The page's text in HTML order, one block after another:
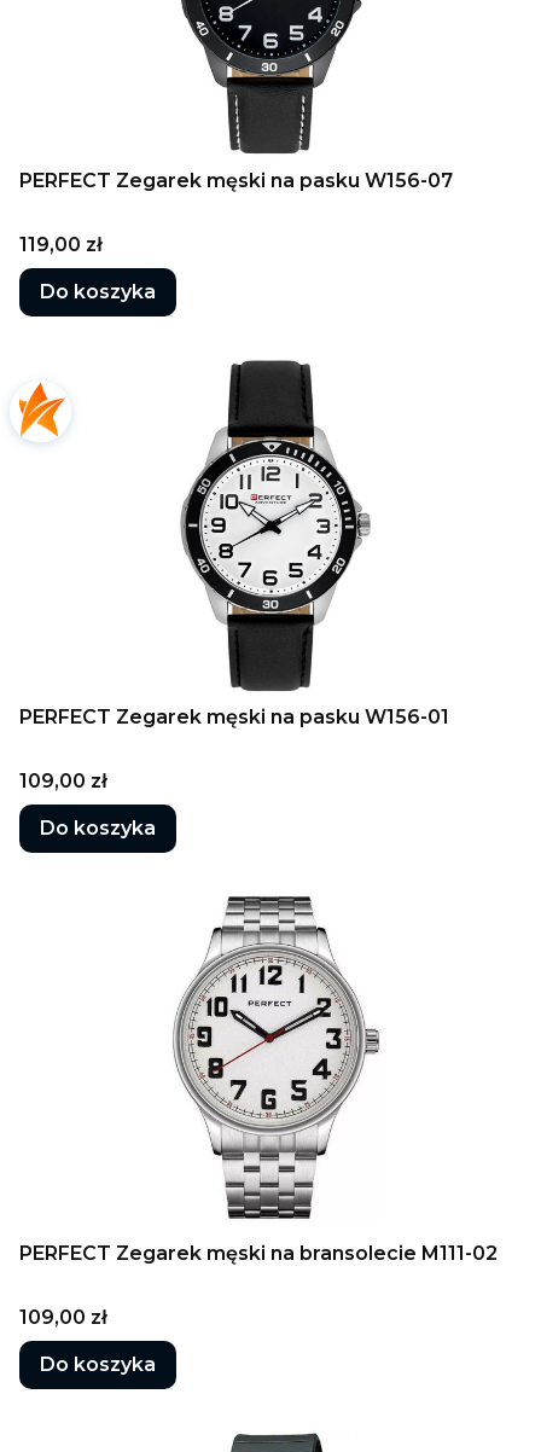
PERFECT Zegarek męski na pasku W156-07
Cena
119,00 zł
Do koszyka
PERFECT Zegarek męski na pasku W156-01
Cena
109,00 zł
Do koszyka
PERFECT Zegarek męski na bransolecie M111-02
Cena
109,00 zł
Do koszyka